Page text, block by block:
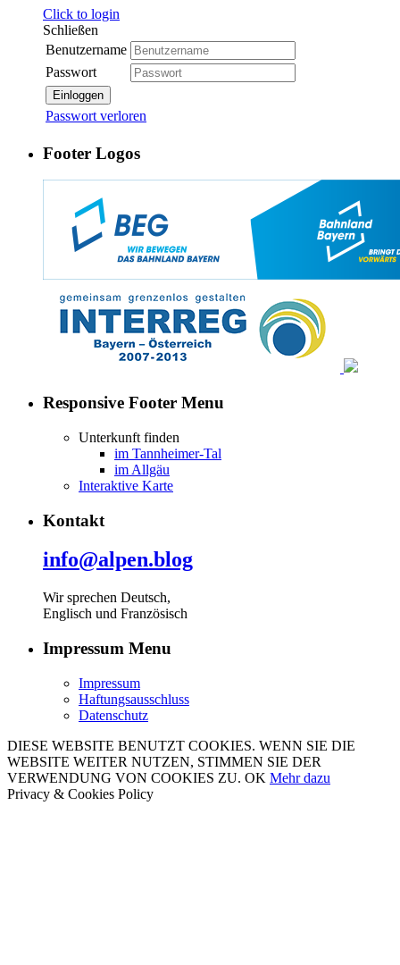
Click to login
Schließen
Benutzername
Passwort
Einloggen
Passwort verloren
Footer Logos
Responsive Footer Menu
Unterkunft finden
im Tannheimer-Tal
im Allgäu
Interaktive Karte
Kontakt
info@alpen.blog
Wir sprechen Deutsch,
Englisch und Französisch
Impressum Menu
Impressum
Haftungsausschluss
Datenschutz
DIESE WEBSITE BENUTZT COOKIES. WENN SIE DIE
WEBSITE WEITER NUTZEN, STIMMEN SIE DER
VERWENDUNG VON COOKIES ZU. OK Mehr dazu
Privacy & Cookies Policy